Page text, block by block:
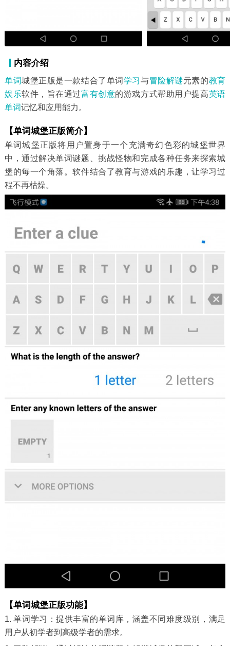
内容介绍
单词城堡正版是一款结合了单词学习与冒险解谜元素的教育
娱乐软件，旨在通过富有创意的游戏方式帮助用户提高英语
单词记忆和应用能力。
【单词城堡正版简介】
单词城堡正版将用户置身于一个充满奇幻色彩的城堡世界
中，通过解决单词谜题、挑战怪物和完成各种任务来探索城
堡的每一个角落。软件结合了教育与游戏的乐趣，让学习过
程不再枯燥。
【单词城堡正版功能】
1. 单词学习：提供丰富的单词库，涵盖不同难度级别，满足
用户从初学者到高级学者的需求。